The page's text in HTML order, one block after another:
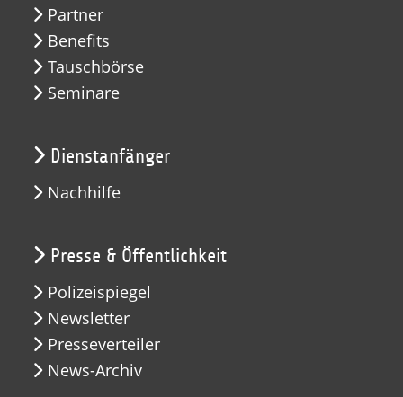
Partner
Benefits
Tauschbörse
Seminare
Dienstanfänger
Nachhilfe
Presse & Öffentlichkeit
Polizeispiegel
Newsletter
Presseverteiler
News-Archiv